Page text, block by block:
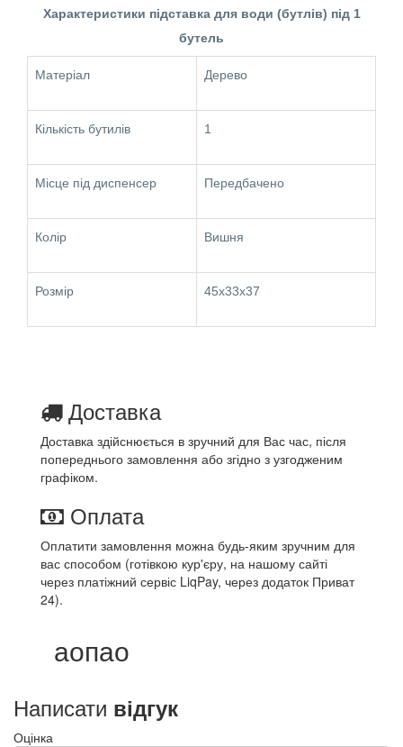
Характеристики підставка для води (бутлів) під 1
бутель
Матеріал Дерево
Кількість бутилів 1
Місце під диспенсер Передбачено
Колір Вишня
Розмір 45х33х37
Доставка
Доставка здійснюється в зручний для Вас час, після
попереднього замовлення або згідно з узгодженим
графіком.
Оплата
Оплатити замовлення можна будь-яким зручним для
вас способом (готівкою кур'єру, на нашому сайті
через платіжний сервіс LiqPay, через додаток Приват
24).
аопао
Написати відгук
Оцінка